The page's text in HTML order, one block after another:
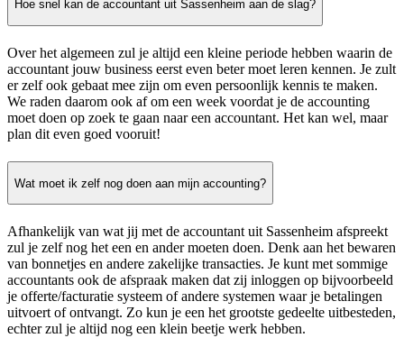
Hoe snel kan de accountant uit Sassenheim aan de slag?
Over het algemeen zul je altijd een kleine periode hebben waarin de
accountant jouw business eerst even beter moet leren kennen. Je zult
er zelf ook gebaat mee zijn om even persoonlijk kennis te maken.
We raden daarom ook af om een week voordat je de accounting
moet doen op zoek te gaan naar een accountant. Het kan wel, maar
plan dit even goed vooruit!
Wat moet ik zelf nog doen aan mijn accounting?
Afhankelijk van wat jij met de accountant uit Sassenheim afspreekt
zul je zelf nog het een en ander moeten doen. Denk aan het bewaren
van bonnetjes en andere zakelijke transacties. Je kunt met sommige
accountants ook de afspraak maken dat zij inloggen op bijvoorbeeld
je offerte/facturatie systeem of andere systemen waar je betalingen
uitvoert of ontvangt. Zo kun je een het grootste gedeelte uitbesteden,
echter zul je altijd nog een klein beetje werk hebben.